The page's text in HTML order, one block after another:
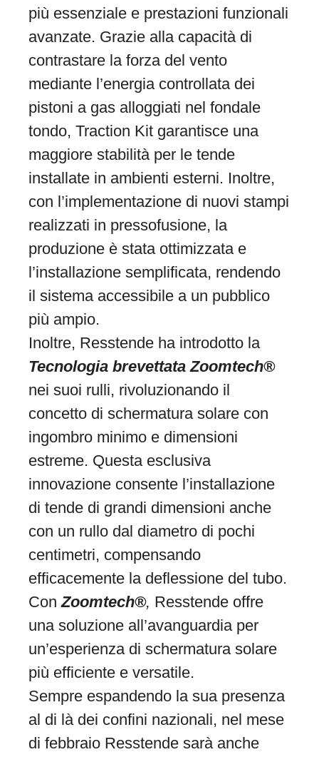
più essenziale e prestazioni funzionali
avanzate. Grazie alla capacità di
contrastare la forza del vento
mediante l’energia controllata dei
pistoni a gas alloggiati nel fondale
tondo, Traction Kit garantisce una
maggiore stabilità per le tende
installate in ambienti esterni. Inoltre,
con l’implementazione di nuovi stampi
realizzati in pressofusione, la
produzione è stata ottimizzata e
l’installazione semplificata, rendendo
il sistema accessibile a un pubblico
più ampio.
Inoltre, Resstende ha introdotto la
Tecnologia brevettata Zoomtech®
nei suoi rulli, rivoluzionando il
concetto di schermatura solare con
ingombro minimo e dimensioni
estreme. Questa esclusiva
innovazione consente l’installazione
di tende di grandi dimensioni anche
con un rullo dal diametro di pochi
centimetri, compensando
efficacemente la deflessione del tubo.
ConZoomtech®, Resstende offre
una soluzione all’avanguardia per
un’esperienza di schermatura solare
più efficiente e versatile.
Sempre espandendo la sua presenza
al di là dei confini nazionali, nel mese
di febbraio Resstende sarà anche